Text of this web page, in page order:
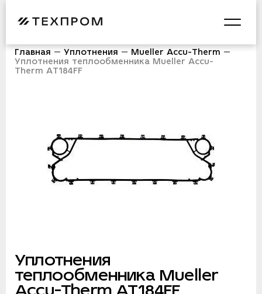
Главная Уплотнения
Mueller Accu-Therm
Уплотнения теплообменника Mueller Accu-
Therm AT184FF
Уплотнения
теплообменника Mueller